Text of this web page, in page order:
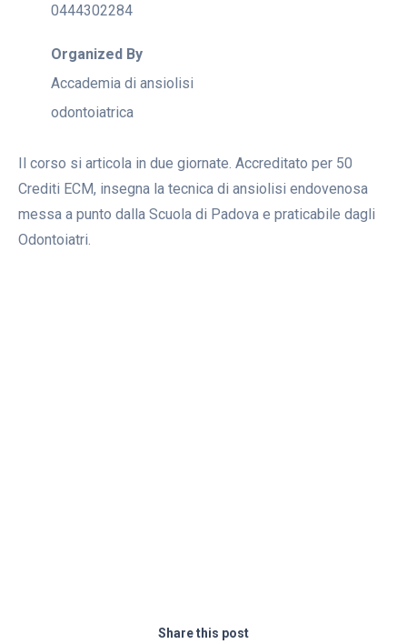
0444302284
Organized By
Accademia di ansiolisi
odontoiatrica
Il corso si articola in due giornate. Accreditato per 50
Crediti ECM, insegna la tecnica di ansiolisi endovenosa
messa a punto dalla Scuola di Padova e praticabile dagli
Odontoiatri.
Share this post